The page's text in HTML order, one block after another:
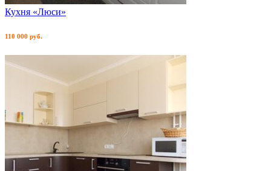
Кухня «Люси»
110 000 руб.